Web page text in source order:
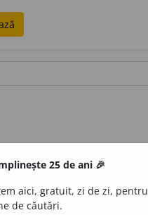
25 de ani 🎉
aici, gratuit, zi de zi, pentru
de căutări.